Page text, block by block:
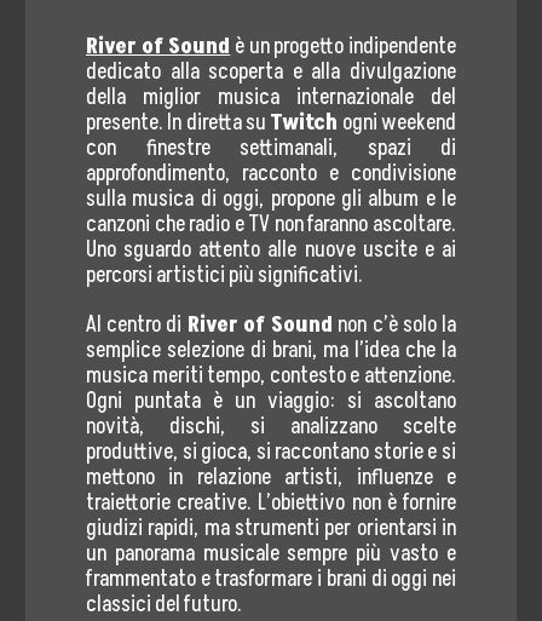
Area Press
Comunicati Stampa
Rassegna Stampa
Cartella Stampa
Contatta Ufficio Stampa
5×1000
River of Sound è un progetto indipendente
dedicato alla scoperta e alla divulgazione
della miglior musica internazionale del
presente. In diretta su Twitch ogni weekend
con finestre settimanali, spazi di
approfondimento, racconto e condivisione
sulla musica di oggi, propone gli album e le
canzoni che radio e TV non faranno ascoltare.
Uno sguardo attento alle nuove uscite e ai
percorsi artistici più significativi.
Al centro di River of Sound non c’è solo la
semplice selezione di brani, ma l’idea che la
musica meriti tempo, contesto e attenzione.
Ogni puntata è un viaggio: si ascoltano
novità, dischi, si analizzano scelte
produttive, si gioca, si raccontano storie e si
mettono in relazione artisti, influenze e
traiettorie creative. L’obiettivo non è fornire
giudizi rapidi, ma strumenti per orientarsi in
un panorama musicale sempre più vasto e
frammentato e trasformare i brani di oggi nei
classici del futuro.